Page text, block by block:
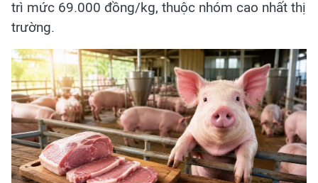
trì mức 69.000 đồng/kg, thuộc nhóm cao nhất thị
trường.